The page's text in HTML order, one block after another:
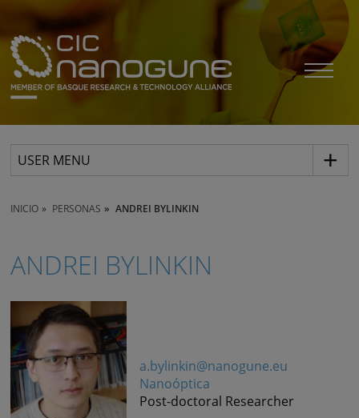
USER MENU
INICIO PERSONAS ANDREI BYLINKIN
ANDREI BYLINKIN
a.bylinkin@nanogune.eu
Nanoóptica
Post-doctoral Researcher